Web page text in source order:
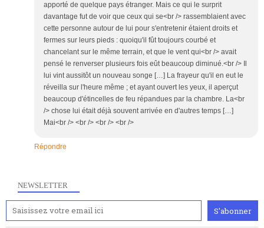
apporté de quelque pays étranger. Mais ce qui le surprit
davantage fut de voir que ceux qui se<br /> rassemblaient avec
cette personne autour de lui pour s'entretenir étaient droits et
fermes sur leurs pieds : quoiqu'il fût toujours courbé et
chancelant sur le même terrain, et que le vent qui<br /> avait
pensé le renverser plusieurs fois eût beaucoup diminué.<br /> Il
lui vint aussitôt un nouveau songe […] La frayeur qu'il en eut le
réveilla sur l'heure même ; et ayant ouvert les yeux, il aperçut
beaucoup d'étincelles de feu répandues par la chambre. La<br
/> chose lui était déjà souvent arrivée en d'autres temps […]
Mai<br /> <br /> <br /> <br />
Répondre
NEWSLETTER